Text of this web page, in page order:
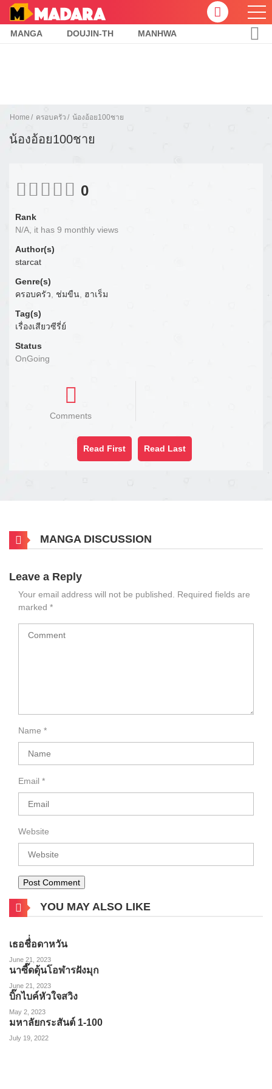
MANGA DOUJIN-TH MANHWA
Home ครอบครัว น้องอ้อย100ชาย
น้องอ้อย100ชาย
0
Rank
N/A, it has 9 monthly views
Author(s)
starcat
Genre(s)
ครอบครัว, ช่มขืน, ฮาเร็ม
Tag(s)
เรื่องเสียวซีรี่ย์
Status
OnGoing
Comments
Read First Read Last
MANGA DISCUSSION
Leave a Reply
Your email address will not be published. Required fields are
marked *
Name *
Email *
Website
YOU MAY ALSO LIKE
เธอชื่่อดาหวัน
June 21, 2023
นาซี๊ดดุ้นโอฬารฝังมุก
June 21, 2023
บิ๊กไบค์หัวใจสวิง
May 2, 2023
มหาลัยกระสันต์ 1-100
July 19, 2022